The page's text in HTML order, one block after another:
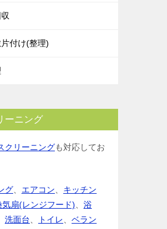
付け(整理)
ーニング
クリーニングも対応してお
グ エアコン
キッチン
気扇(レンジフード)
浴
洗面台 トイレ
ベラン